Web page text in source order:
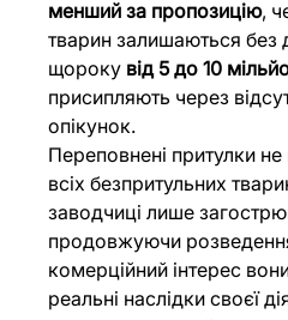
менший за пропозицію,
тварин залишаються без
щороку від 5 до 10
присипляють через
опікунок.
Переповнені притулки
всіх безпритульних
заводчиці лише
продовжуючи
комерційний інтерес
реальні наслідки своєї